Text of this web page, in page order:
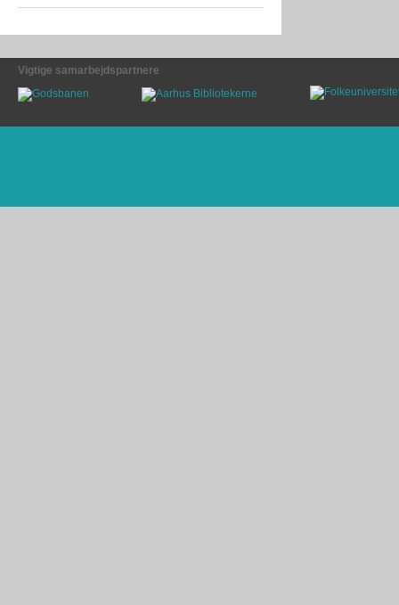
Vigtige samarbejdspartnere